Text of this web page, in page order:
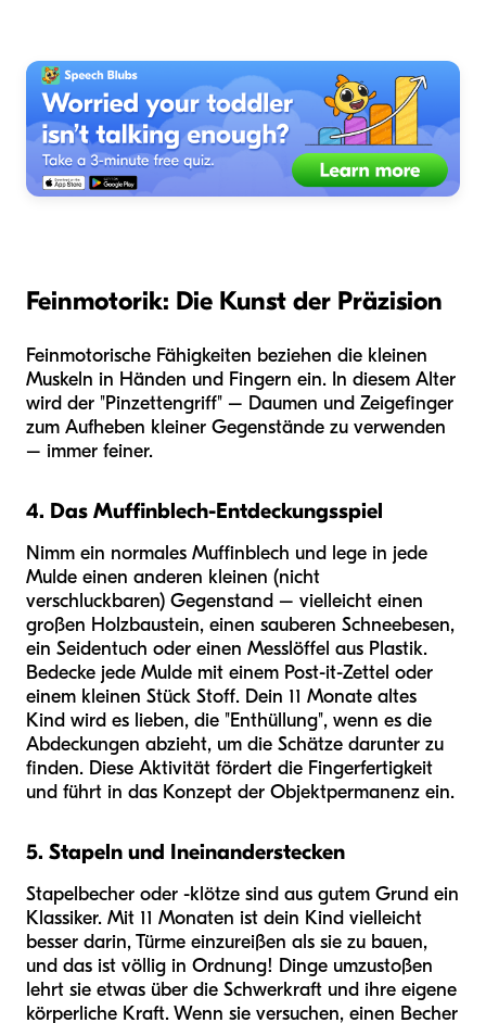
Feinmotorik: Die Kunst der Präzision
Feinmotorische Fähigkeiten beziehen die kleinen
Muskeln in Händen und Fingern ein. In diesem Alter
wird der "Pinzettengriff" – Daumen und Zeigefinger
zum Aufheben kleiner Gegenstände zu verwenden
– immer feiner.
4. Das Muffinblech-Entdeckungsspiel
Nimm ein normales Muffinblech und lege in jede
Mulde einen anderen kleinen (nicht
verschluckbaren) Gegenstand – vielleicht einen
großen Holzbaustein, einen sauberen Schneebesen,
ein Seidentuch oder einen Messlöffel aus Plastik.
Bedecke jede Mulde mit einem Post-it-Zettel oder
einem kleinen Stück Stoff. Dein 11 Monate altes
Kind wird es lieben, die "Enthüllung", wenn es die
Abdeckungen abzieht, um die Schätze darunter zu
finden. Diese Aktivität fördert die Fingerfertigkeit
und führt in das Konzept der Objektpermanenz ein.
5. Stapeln und Ineinanderstecken
Stapelbecher oder -klötze sind aus gutem Grund ein
Klassiker. Mit 11 Monaten ist dein Kind vielleicht
besser darin, Türme einzureißen als sie zu bauen,
und das ist völlig in Ordnung! Dinge umzustoßen
lehrt sie etwas über die Schwerkraft und ihre eigene
körperliche Kraft. Wenn sie versuchen, einen Becher